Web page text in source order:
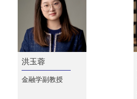
洪玉蓉
金融学副教授